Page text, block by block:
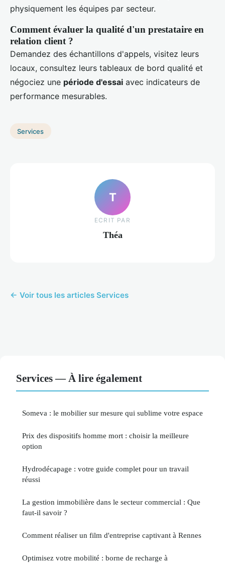
physiquement les équipes par secteur.
Comment évaluer la qualité d'un prestataire en
relation client ?
Demandez des échantillons d'appels, visitez leurs
locaux, consultez leurs tableaux de bord qualité et
négociez une période d'essai avec indicateurs de
performance mesurables.
Services
T
ECRIT PAR
Théa
← Voir tous les articles Services
Services — À lire également
Someva : le mobilier sur mesure qui sublime votre espace
Prix des dispositifs homme mort : choisir la meilleure
option
Hydrodécapage : votre guide complet pour un travail
réussi
La gestion immobilière dans le secteur commercial : Que
faut-il savoir ?
Comment réaliser un film d'entreprise captivant à Rennes
Optimisez votre mobilité : borne de recharge à